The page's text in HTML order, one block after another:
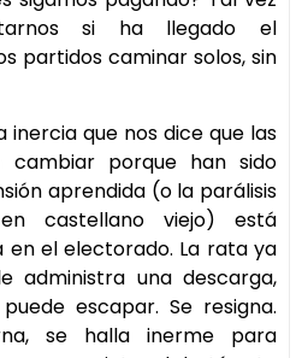
si ha llegado el
partidos caminar solos, sin
inercia que nos dice que las
cambiar porque han sido
aprendida (o la parálisis
castellano viejo) está
en el electorado. La rata ya
administra una descarga,
escapar. Se resigna.
se halla inerme para